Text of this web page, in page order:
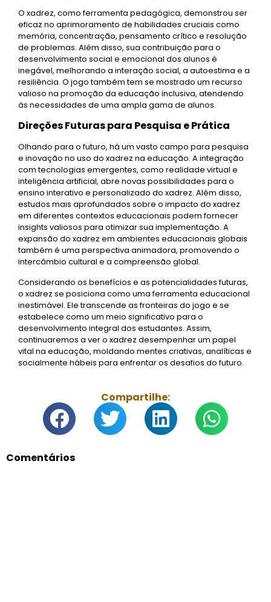
O xadrez, como ferramenta pedagógica, demonstrou ser
eficaz no aprimoramento de habilidades cruciais como
memória, concentração, pensamento crítico e resolução
de problemas. Além disso, sua contribuição para o
desenvolvimento social e emocional dos alunos é
inegável, melhorando a interação social, a autoestima e a
resiliência. O jogo também tem se mostrado um recurso
valioso na promoção da educação inclusiva, atendendo
às necessidades de uma ampla gama de alunos.
Direções Futuras para Pesquisa e Prática
Olhando para o futuro, há um vasto campo para pesquisa
e inovação no uso do xadrez na educação. A integração
com tecnologias emergentes, como realidade virtual e
inteligência artificial, abre novas possibilidades para o
ensino interativo e personalizado do xadrez. Além disso,
estudos mais aprofundados sobre o impacto do xadrez
em diferentes contextos educacionais podem fornecer
insights valiosos para otimizar sua implementação. A
expansão do xadrez em ambientes educacionais globais
também é uma perspectiva animadora, promovendo o
intercâmbio cultural e a compreensão global.
Considerando os benefícios e as potencialidades futuras,
o xadrez se posiciona como uma ferramenta educacional
inestimável. Ele transcende as fronteiras do jogo e se
estabelece como um meio significativo para o
desenvolvimento integral dos estudantes. Assim,
continuaremos a ver o xadrez desempenhar um papel
vital na educação, moldando mentes criativas, analíticas e
socialmente hábeis para enfrentar os desafios do futuro.
Compartilhe:
Comentários